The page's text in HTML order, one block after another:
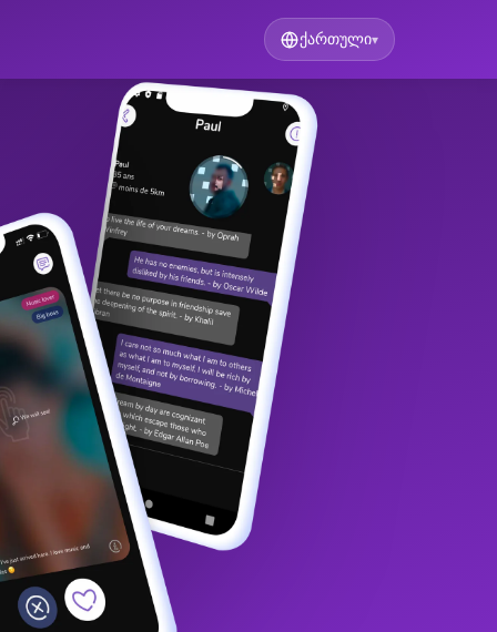
ქართული▾